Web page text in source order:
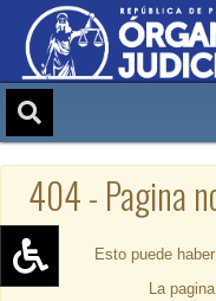
Aumentar texto (+)
404 - Pagina
Esto puede
La